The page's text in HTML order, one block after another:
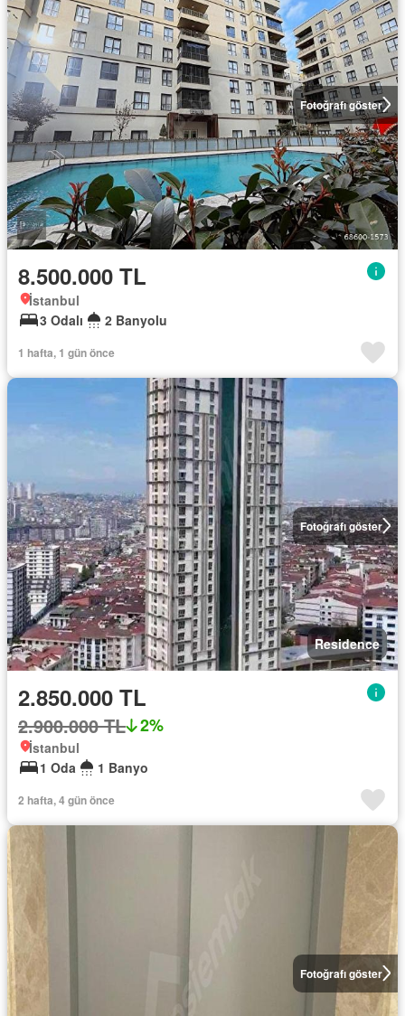
Fotoğrafı göster
8.500.000 TL
İstanbul
3 Odalı
2 Banyolu
1 hafta, 1 gün önce
Fotoğrafı göster
Residence
2.850.000 TL
2.900.000 TL 2%
İstanbul
1 Oda
1 Banyo
2 hafta, 4 gün önce
Fotoğrafı göster